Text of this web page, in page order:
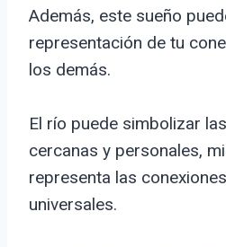
Además, este sueño
representación de tu
los demás.
El río puede simbolizar
cercanas y personales,
representa las
universales.